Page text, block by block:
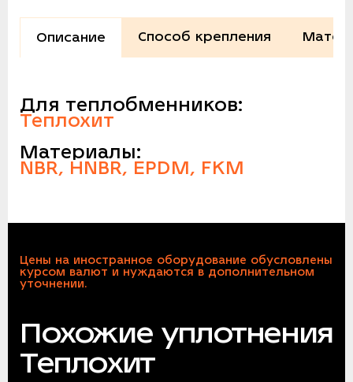
Описание Способ крепления
Для теплобменников:
Теплохит
Материалы:
NBR, HNBR, EPDM, FKM
Цены на иностранное оборудование обусловлены
курсом валют и нуждаются в дополнительном
уточнении.
Похожие уплотнения
Теплохит